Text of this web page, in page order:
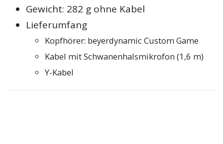
Gewicht: 282 g ohne Kabel
Lieferumfang
Kopfhörer: beyerdynamic Custom Game
Kabel mit Schwanenhalsmikrofon (1,6 m)
Y-Kabel